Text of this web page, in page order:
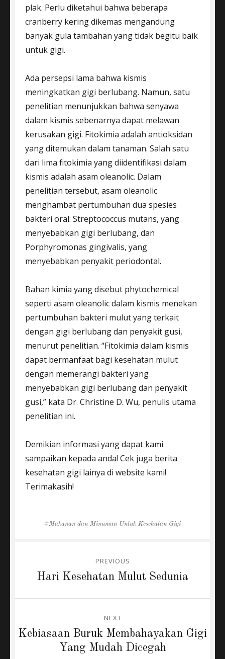
plak. Perlu diketahui bahwa beberapa
cranberry kering dikemas mengandung
banyak gula tambahan yang tidak begitu baik
untuk gigi.
Ada persepsi lama bahwa kismis
meningkatkan gigi berlubang. Namun, satu
penelitian menunjukkan bahwa senyawa
dalam kismis sebenarnya dapat melawan
kerusakan gigi. Fitokimia adalah antioksidan
yang ditemukan dalam tanaman. Salah satu
dari lima fitokimia yang diidentifikasi dalam
kismis adalah asam oleanolic. Dalam
penelitian tersebut, asam oleanolic
menghambat pertumbuhan dua spesies
bakteri oral: Streptococcus mutans, yang
menyebabkan gigi berlubang, dan
Porphyromonas gingivalis, yang
menyebabkan penyakit periodontal.
Bahan kimia yang disebut phytochemical
seperti asam oleanolic dalam kismis menekan
pertumbuhan bakteri mulut yang terkait
dengan gigi berlubang dan penyakit gusi,
menurut penelitian. “Fitokimia dalam kismis
dapat bermanfaat bagi kesehatan mulut
dengan memerangi bakteri yang
menyebabkan gigi berlubang dan penyakit
gusi,” kata Dr. Christine D. Wu, penulis utama
penelitian ini.
Demikian informasi yang dapat kami
sampaikan kepada anda! Cek juga berita
kesehatan gigi lainya di website kami!
Terimakasih!
Tags
Makanan dan Minuman Untuk Kesehatan Gigi
navigation
PREVIOUS
PreviousHari Kesehatan Mulut Sedunia
NEXT
Next
Kebiasaan Buruk Membahayakan Gigi
Yang Mudah Dicegah